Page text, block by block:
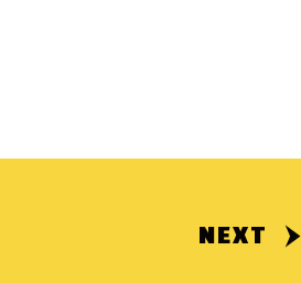
NEXT